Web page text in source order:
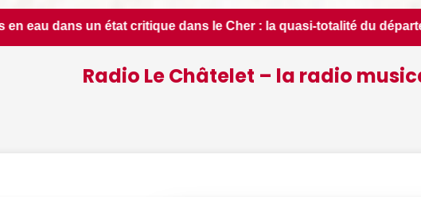
du département placée en situation de crise - leberry.fr
Radio Le Châtelet – la radio